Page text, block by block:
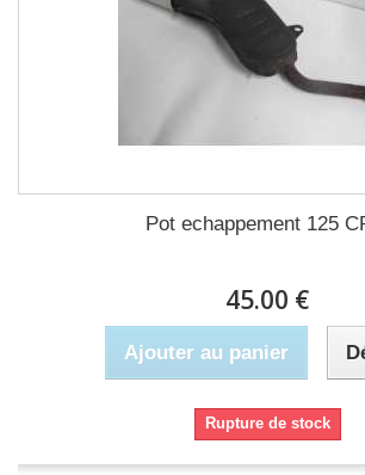
Pot echappement 125
45.00 €
Ajouter au panier
Rupture de stock